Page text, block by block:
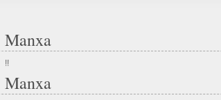
Manxa
!!
Manxa